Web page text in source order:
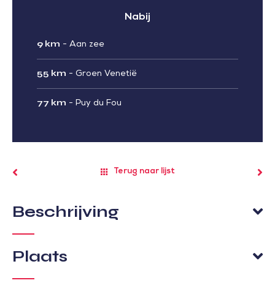
Nabij
9 km - Aan zee
55 km - Groen Venetië
77 km - Puy du Fou
Terug naar lijst
Beschrijving
Plaats